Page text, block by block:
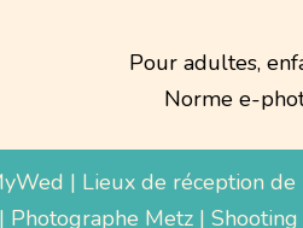
Pour adultes,
Norme e-
| Lieux de réception de
| Photographe Metz |